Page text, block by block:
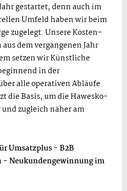
gestartet, denn auch im
Umfeld haben wir beim
zugelegt. Unsere Kosten-
dem vergangenen Jahr
setzen wir Künstliche
in der
alle operativen Abläufe
die Basis, um die Hawesko-
zugleich näher am
Umsatzplus - B2B
Neukundengewinnung im